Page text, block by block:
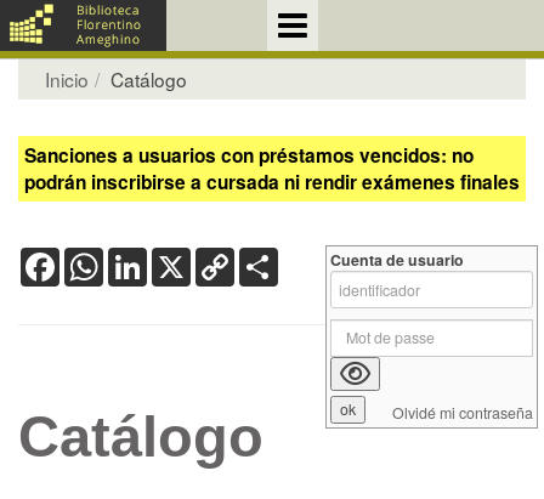
Inicio Catálogo
Sanciones a usuarios con préstamos vencidos: no
podrán inscribirse a cursada ni rendir exámenes finales
FacebookWhatsApp
LinkedIn
X Copy
Link
Catálogo
Cuenta de usuario
Olvidé mi contraseña